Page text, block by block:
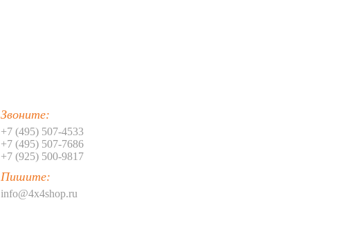
Звоните:
+7 (495) 507-4533
+7 (495) 507-7686
+7 (925) 500-9817
Пишите:
info@4x4shop.ru